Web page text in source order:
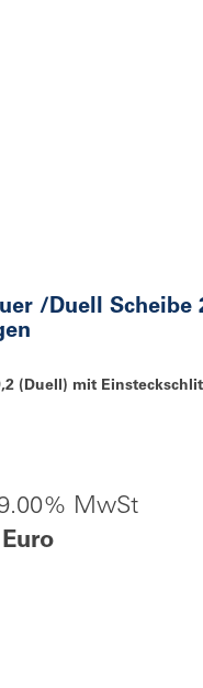
/Duell Scheibe
(Duell) mit
MwSt